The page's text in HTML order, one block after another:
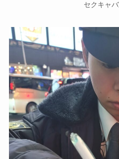
セクキャ